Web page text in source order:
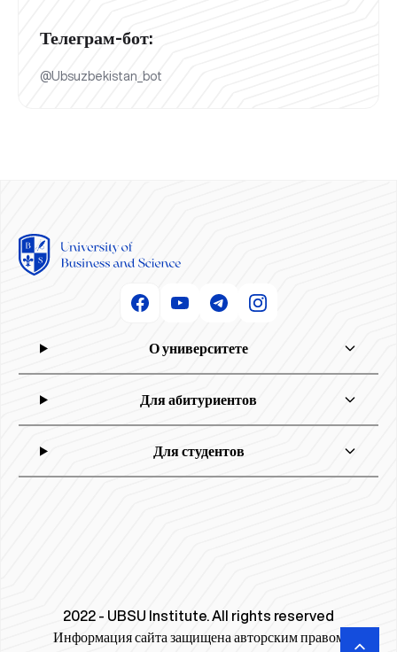
Телеграм-бот:
@Ubsuzbekistan_bot
О университете
Для абитуриентов
Для студентов
2022 - UBSU Institute. All rights reserved
Информация сайта защищена авторским правом